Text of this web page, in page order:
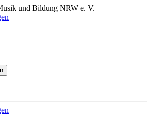
und Bildung NRW e. V.